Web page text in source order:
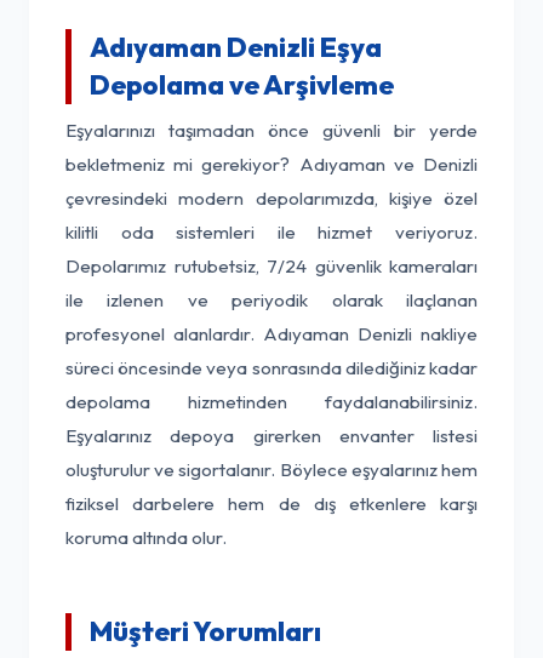
Adıyaman Denizli Eşya
Depolama ve Arşivleme
Eşyalarınızı taşımadan önce güvenli bir yerde
bekletmeniz mi gerekiyor? Adıyaman ve Denizli
çevresindeki modern depolarımızda, kişiye özel
kilitli oda sistemleri ile hizmet veriyoruz.
Depolarımız rutubetsiz, 7/24 güvenlik kameraları
ile izlenen ve periyodik olarak ilaçlanan
profesyonel alanlardır. Adıyaman Denizli nakliye
süreci öncesinde veya sonrasında dilediğiniz kadar
depolama hizmetinden faydalanabilirsiniz.
Eşyalarınız depoya girerken envanter listesi
oluşturulur ve sigortalanır. Böylece eşyalarınız hem
fiziksel darbelere hem de dış etkenlere karşı
koruma altında olur.
Müşteri Yorumları